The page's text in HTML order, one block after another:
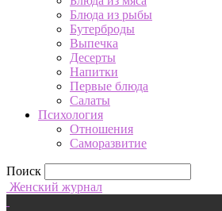
Блюда из рыбы
Бутерброды
Выпечка
Десерты
Напитки
Первые блюда
Салаты
Психология
Отношения
Саморазвитие
Поиск
Женский журнал